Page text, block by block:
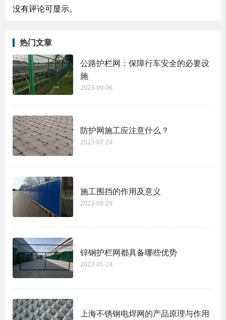
没有评论可显示。
热门文章
公路护栏网：保障行车安全的必要设
施
2023-09-06
防护网施工应注意什么？
2023-07-24
施工围挡的作用及意义
2023-08-29
锌钢护栏网都具备哪些优势
2023-05-24
上海不锈钢电焊网的产品原理与作用